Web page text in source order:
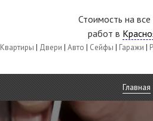
Стоимость на
работ в
Квартиры | Двери | Авто | Сейфы | Гаражи |
Главная